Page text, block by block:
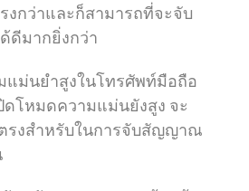
งกว่าและก็สามารถที่จะจับ
ดีมากยิ่งกว่า
แม่นยำสูงในโทรศัพท์มือถือ
ดโหมดความแม่นยังสูง จะ
รงสำหรับในการจับสัญญาณ